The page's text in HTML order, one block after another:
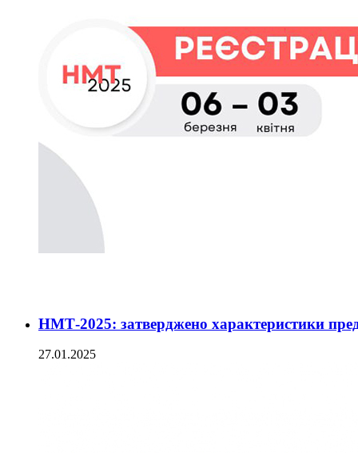
НМТ-2025: затверджено характеристики
27.01.2025